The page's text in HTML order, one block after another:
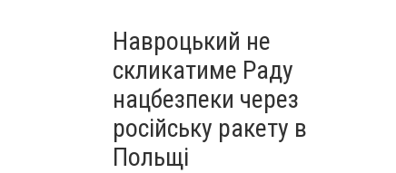
Навроцький не
скликатиме Раду
нацбезпеки через
російську ракету в
Польщі